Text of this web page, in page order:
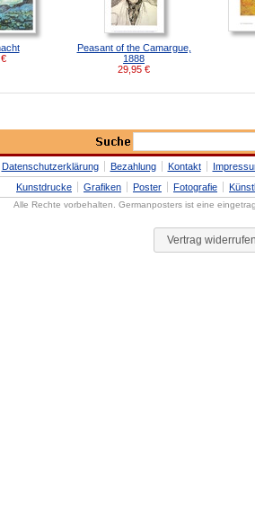
€
Peasant of the Camargue,
1888
29,95 €
Datenschutzerklärung Bezahlung Kontakt
Kunstdrucke
Grafiken Poster Fotografie
Alle Rechte vorbehalten. Germanposters ist eine
Vertrag